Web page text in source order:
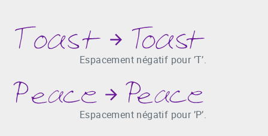
Espacement négatif pour ’T’.
Espacement négatif pour ’P’.